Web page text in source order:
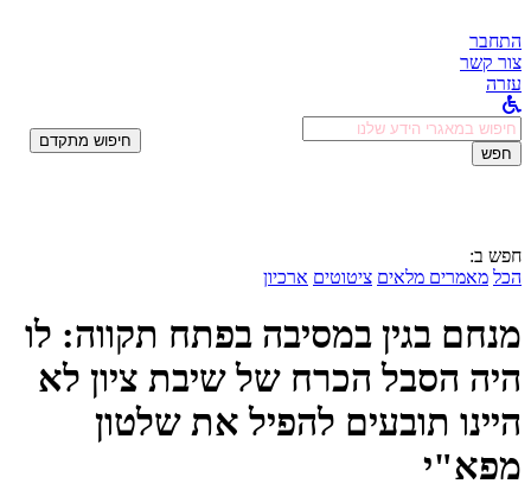
התחבר
צור קשר
עזרה
לחפש
ב:חפש
חיפוש מתקדם
חפש ב:
הכל מאמרים מלאים ציטוטים ארכיון
מנחם בגין במסיבה בפתח תקווה: לו
היה הסבל הכרח של שיבת ציון לא
היינו תובעים להפיל את שלטון
מפא"י